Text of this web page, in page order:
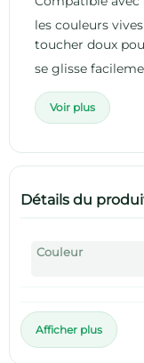
les couleurs
toucher doux
se glisse
Voir plus
Détails du
Couleur
Afficher plus